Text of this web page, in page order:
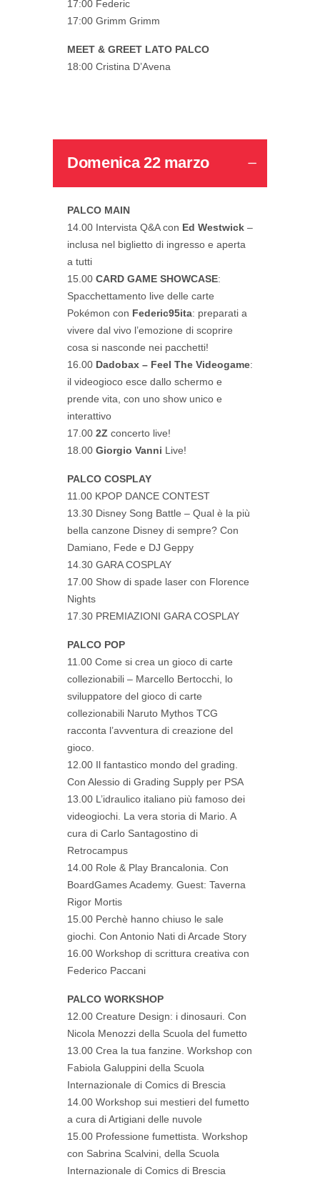
17:00 Federic
17:00 Grimm Grimm
MEET & GREET LATO PALCO
18:00 Cristina D’Avena
Domenica 22 marzo
PALCO MAIN
14.00 Intervista Q&A con Ed Westwick –
inclusa nel biglietto di ingresso e aperta
a tutti
15.00 CARD GAME SHOWCASE:
Spacchettamento live delle carte
Pokémon con Federic95ita: preparati a
vivere dal vivo l’emozione di scoprire
cosa si nasconde nei pacchetti!
16.00 Dadobax – Feel The Videogame:
il videogioco esce dallo schermo e
prende vita, con uno show unico e
interattivo
17.00 2Z concerto live!
18.00 Giorgio Vanni Live!
PALCO COSPLAY
11.00 KPOP DANCE CONTEST
13.30 Disney Song Battle – Qual è la più
bella canzone Disney di sempre? Con
Damiano, Fede e DJ Geppy
14.30 GARA COSPLAY
17.00 Show di spade laser con Florence
Nights
17.30 PREMIAZIONI GARA COSPLAY
PALCO POP
11.00 Come si crea un gioco di carte
collezionabili – Marcello Bertocchi, lo
sviluppatore del gioco di carte
collezionabili Naruto Mythos TCG
racconta l’avventura di creazione del
gioco.
12.00 Il fantastico mondo del grading.
Con Alessio di Grading Supply per PSA
13.00 L’idraulico italiano più famoso dei
videogiochi. La vera storia di Mario. A
cura di Carlo Santagostino di
Retrocampus
14.00 Role & Play Brancalonia. Con
BoardGames Academy. Guest: Taverna
Rigor Mortis
15.00 Perchè hanno chiuso le sale
giochi. Con Antonio Nati di Arcade Story
16.00 Workshop di scrittura creativa con
Federico Paccani
PALCO WORKSHOP
12.00 Creature Design: i dinosauri. Con
Nicola Menozzi della Scuola del fumetto
13.00 Crea la tua fanzine. Workshop con
Fabiola Galuppini della Scuola
Internazionale di Comics di Brescia
14.00 Workshop sui mestieri del fumetto
a cura di Artigiani delle nuvole
15.00 Professione fumettista. Workshop
con Sabrina Scalvini, della Scuola
Internazionale di Comics di Brescia